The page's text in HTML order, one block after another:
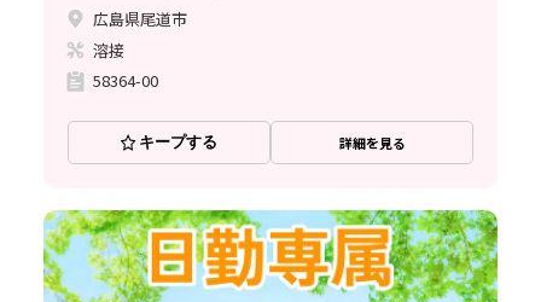
広島県尾道市
溶接
58364-00
キープする 詳細を見る